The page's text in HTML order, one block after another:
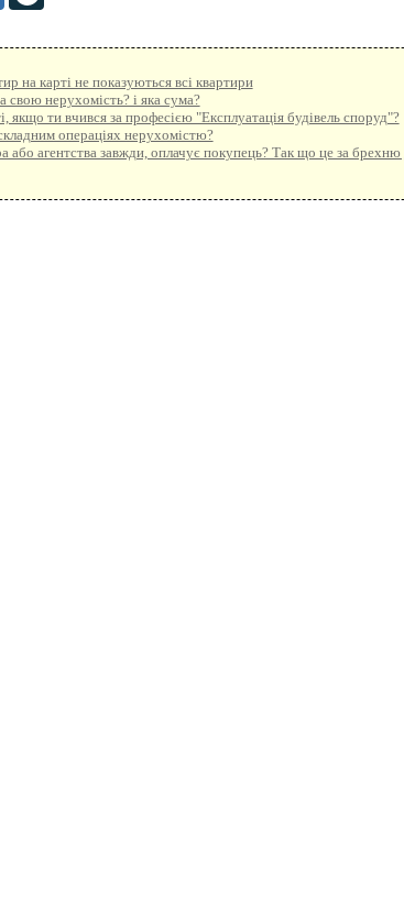
на карті не показуються всі квартири
свою нерухомість? і яка сума?
ти вчився за професією "Експлуатація будівель споруд"?
операціях нерухомістю?
або агентства завжди, оплачує покупець? Так що це за